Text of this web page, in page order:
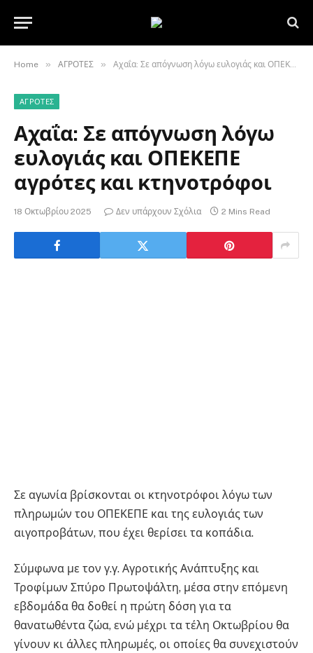
Home » ΑΓΡΟΤΕΣ » Αχαΐα: Σε απόγνωση λόγω ευλογιάς και ΟΠΕΚΕΠΕ αγρότες και κτηνοτρόφοι
ΑΓΡΟΤΕΣ
Αχαΐα: Σε απόγνωση λόγω
ευλογιάς και ΟΠΕΚΕΠΕ
αγρότες και κτηνοτρόφοι
18 Οκτωβρίου 2025 Δεν υπάρχουν Σχόλια 2 Mins Read
Σε αγωνία βρίσκονται οι κτηνοτρόφοι λόγω των
πληρωμών του ΟΠΕΚΕΠΕ και της ευλογιάς των
αιγοπροβάτων, που έχει θερίσει τα κοπάδια.
Σύμφωνα με τον γ.γ. Αγροτικής Ανάπτυξης και
Τροφίμων Σπύρο Πρωτοψάλτη, μέσα στην επόμενη
εβδομάδα θα δοθεί η πρώτη δόση για τα
θανατωθέντα ζώα, ενώ μέχρι τα τέλη Οκτωβρίου θα
γίνουν κι άλλες πληρωμές, οι οποίες θα συνεχιστούν